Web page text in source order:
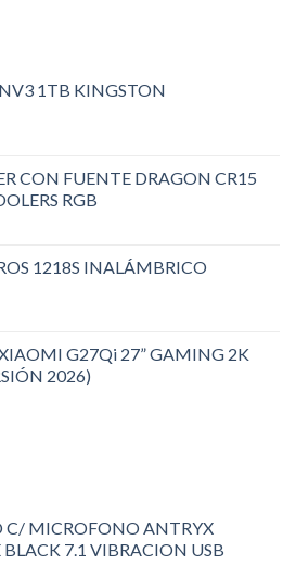
1TB KINGSTON
CON FUENTE DRAGON CR15
RGB
1218S INALÁMBRICO
G27Qi 27” GAMING 2K
2026)
C/ MICROFONO ANTRYX
BLACK 7.1 VIBRACION USB